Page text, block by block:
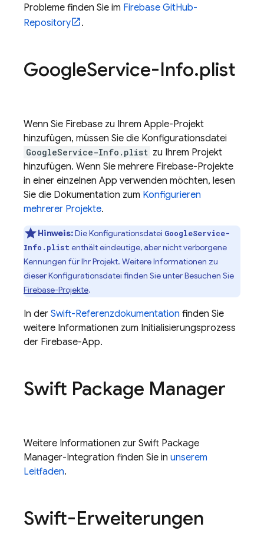
Probleme finden Sie im Firebase GitHub-
Repository
.
GoogleService-Info.plist
Wenn Sie Firebase zu Ihrem Apple-Projekt
hinzufügen, müssen Sie die Konfigurationsdatei
GoogleService-Info.plist zu Ihrem Projekt
hinzufügen. Wenn Sie mehrere Firebase-Projekte
in einer einzelnen App verwenden möchten, lesen
Sie die Dokumentation zum Konfigurieren
mehrerer Projekte.
Hinweis:Die Konfigurationsdatei GoogleService-
Info.plist enthält eindeutige, aber nicht verborgene
Kennungen für Ihr Projekt. Weitere Informationen zu
dieser Konfigurationsdatei finden Sie unter Besuchen Sie
Firebase-Projekte.
In der Swift-Referenzdokumentation finden Sie
weitere Informationen zum Initialisierungsprozess
der Firebase-App.
Swift Package Manager
Weitere Informationen zur Swift Package
Manager-Integration finden Sie in unserem
Leitfaden.
Swift-Erweiterungen